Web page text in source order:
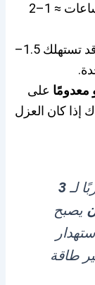
خسارة الاستعداد لـ 8 ساعات ≈ 1–2
إعادة تسخين الماء البارد قد تستهلك 1.5–
معدومًا على
إذا كان العزل
لـ 3
يصبح
طاقة